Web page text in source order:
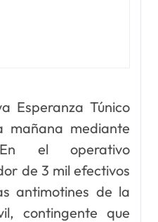
Esperanza Túnico
mañana mediante
el operativo
de 3 mil efectivos
antimotines de la
contingente que